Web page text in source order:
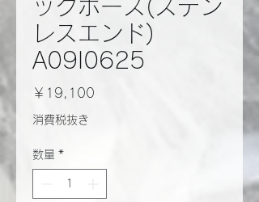
ックホース(ステン
レスエンド)
A09I0625
￥19,100
消費税抜き
数量 *